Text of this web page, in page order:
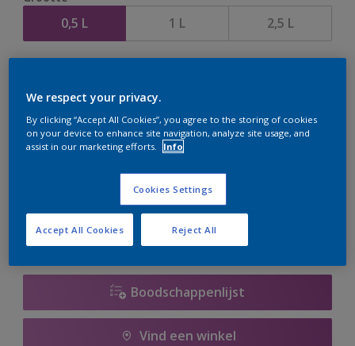
0,5 L 1 L 2,5 L
Op dit moment is het niet mogelijk dit product online
te bestellen. Houd de website in de gaten, we werken
er hard aan om de voorraad aan te vullen.
Boodschappenlijst
Vind een winkel
We respect your privacy.
By clicking “Accept All Cookies”, you agree to the storing of cookies
on your device to enhance site navigation, analyze site usage, and
assist in our marketing efforts.
Info
Cookies Settings
Reject All
Accept All Cookies